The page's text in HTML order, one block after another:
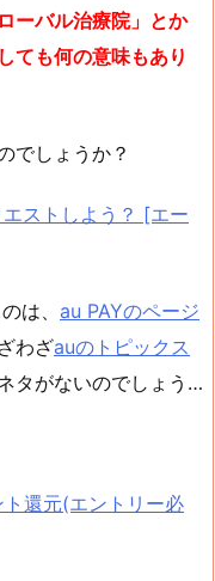
ーバル治療院」とか
ても何の意味もあり
でしょうか？
ストしよう？ [エー
は、 au PAYのページ
わざauのトピックス
タがないのでしょう…
還元(エントリー必